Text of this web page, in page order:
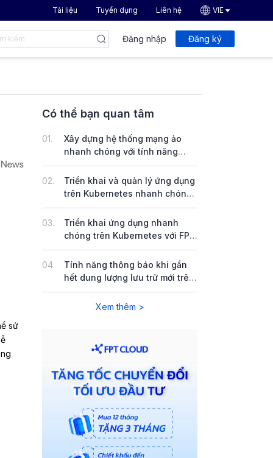
Tài liệu Tuyển dụng Liên hệ VIE
Đăng nhập Đăng ký
sử
Có thể bạn quan tâm
01.
Xây dựng hệ thống mạng ảo
nhanh chóng với tính năng
VPN Site-to-Site trên FPT
Cloud
02.
Triển khai và quản lý ứng dụng
trên Kubernetes nhanh chóng
với dịch vụ FPT App Catalog
03.
Triển khai ứng dụng nhanh
chóng trên Kubernetes với FPT
DevOps Service
04.
Tính năng thông báo khi gần
hết dung lượng lưu trữ mới trên
FPT Object Storage
Xem thêm >